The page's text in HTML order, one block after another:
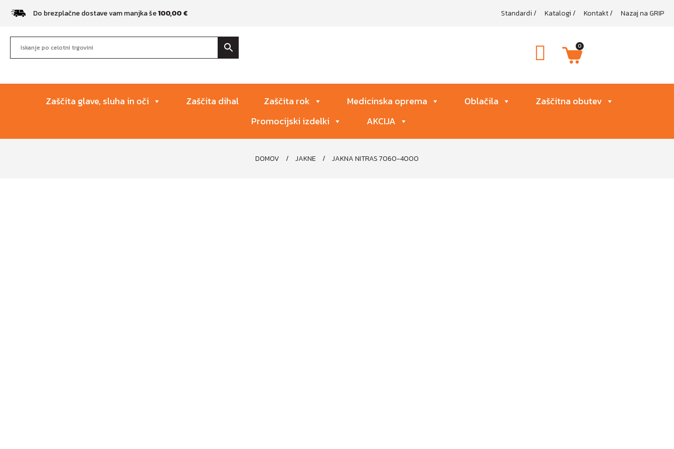
Do brezplačne dostave vam manjka še100,00€ Standardi/ Katalogi/ Kontakt/ Nazaj na GRIP
0
Zaščita glave, sluha in oči Zaščita dihal Zaščita rok Medicinska oprema Oblačila
Zaščitna obutev
Promocijski izdelki
AKCIJA
DOMOV / JAKNE / JAKNA NITRAS 7060-4000